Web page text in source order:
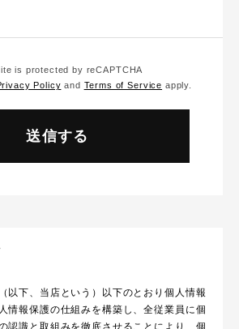
is protected by reCAPTCHA
Policy and Terms of Service apply.
以下、当店という）以下のとおり個人情報
情報保護の仕組みを構築し、全従業員に個
認識と取組みを徹底させることにより、個